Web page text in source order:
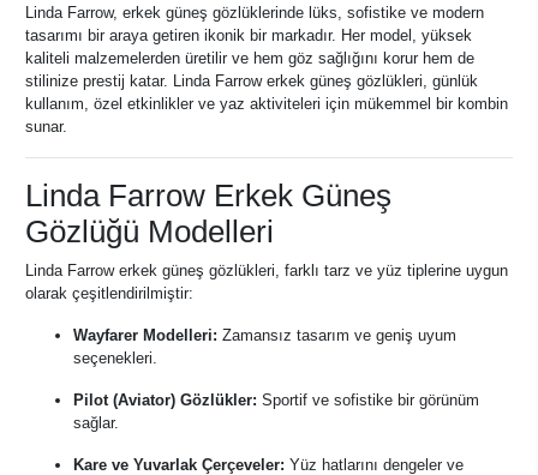
Linda Farrow, erkek güneş gözlüklerinde lüks, sofistike ve modern
tasarımı bir araya getiren ikonik bir markadır. Her model, yüksek
kaliteli malzemelerden üretilir ve hem göz sağlığını korur hem de
stilinize prestij katar. Linda Farrow erkek güneş gözlükleri, günlük
kullanım, özel etkinlikler ve yaz aktiviteleri için mükemmel bir kombin
sunar.
Linda Farrow Erkek Güneş
Gözlüğü Modelleri
Linda Farrow erkek güneş gözlükleri, farklı tarz ve yüz tiplerine uygun
olarak çeşitlendirilmiştir:
Wayfarer Modelleri: Zamansız tasarım ve geniş uyum
seçenekleri.
Pilot (Aviator) Gözlükler: Sportif ve sofistike bir görünüm
sağlar.
Kare ve Yuvarlak Çerçeveler: Yüz hatlarını dengeler ve